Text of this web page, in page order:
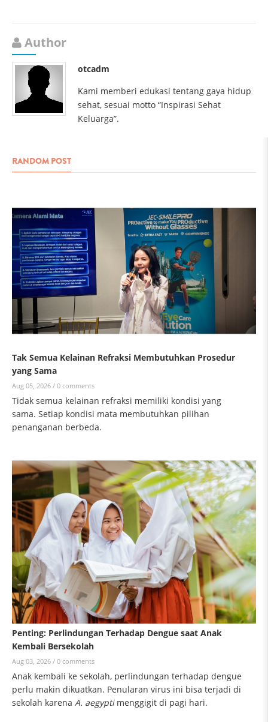
Author
otcadm
Kami memberi edukasi tentang gaya hidup
sehat, sesuai motto “Inspirasi Sehat
Keluarga”.
RANDOM POST
Tak Semua Kelainan Refraksi Membutuhkan Prosedur
yang Sama
Aug 05, 2026 / 0 comments
Tidak semua kelainan refraksi memiliki kondisi yang
sama. Setiap kondisi mata membutuhkan pilihan
penanganan berbeda.
Penting: Perlindungan Terhadap Dengue saat Anak
Kembali Bersekolah
Aug 03, 2026 / 0 comments
Anak kembali ke sekolah, perlindungan terhadap dengue
perlu makin dikuatkan. Penularan virus ini bisa terjadi di
sekolah karena A. aegyptimenggigit di pagi hari.